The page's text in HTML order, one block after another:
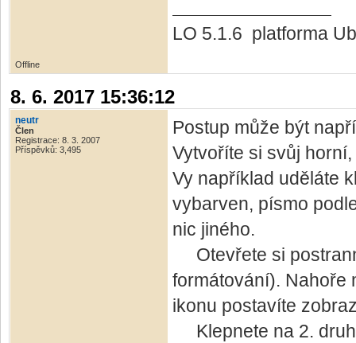
LO 5.1.6 platforma
Offline
8. 6. 2017 15:36:12
neutr
Člen
Registrace: 8. 3. 2007
Příspěvků: 3,495
Postup může být
Vytvoříte si svůj
Vy například uděláte
vybarven, písmo
nic jiného.
Otevřete si
formátování). Nahoře
ikonu postavíte
Klepnete na 2.